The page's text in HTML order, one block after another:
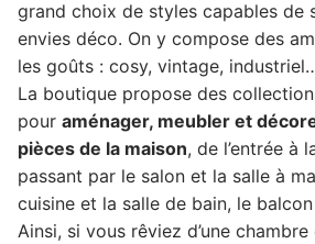
grand choix de styles capables de
envies déco. On y compose des
les goûts : cosy, vintage,
La boutique propose des
pour aménager, meubler et
pièces de la maison, de l’entrée à
passant par le salon et la salle à
cuisine et la salle de bain, le
Ainsi, si vous rêviez d’une chambre